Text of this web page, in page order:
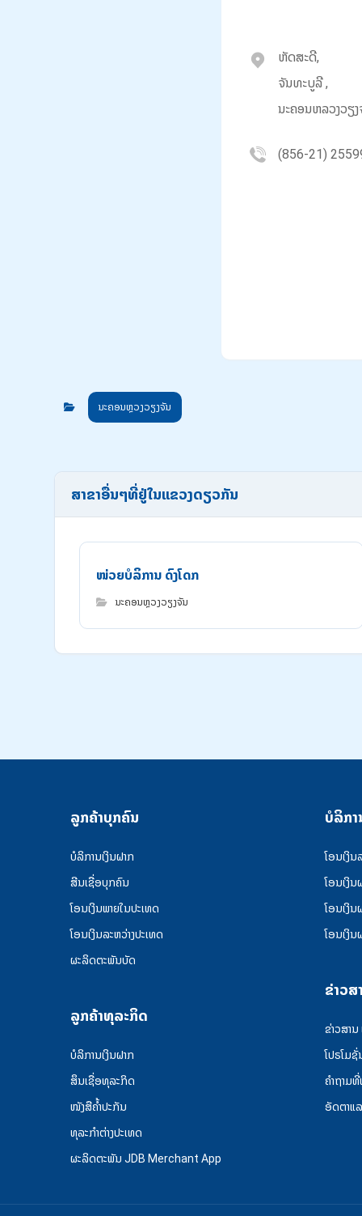
ຫັດສະດີ,
ຈັນທະບູລີ ,
ນະຄອນຫລວງວຽ
(856-21)
ນະຄອນຫຼວງວຽງຈັນ
ສາຂາອື່ນໆທີ່ຢູ່ໃນແຂວງດຽວກັນ
ໜ່ວຍບໍລິການ ດົງໂດກ
ນະຄອນຫຼວງວຽງຈັນ
ລູກຄ້າບຸກຄົນ
ບໍລິການເງິນຝາກ
ສີນເຊື່ອບຸກຄົນ
ໂອນເງິນພາຍໃນປະເທດ
ໂອນເງິນລະຫວ່າງປະເທດ
ຜະລິດຕະພັນບັດ
ລູກຄ້າທຸລະກິດ
ບໍລິການເງິນຝາກ
ສຶນເຊື່ອທຸລະກິດ
ໜັງສືຄໍ້າປະກັນ
ທຸລະກຳຕ່າງປະເທດ
ຜະລິດຕະພັນ JDB Merchant App
ບໍລິກາ
ໂອນເງິນ
ໂອນເງິນ
ໂອນເງິນ
ໂອນເງິນ
ຂ່າວສ
ຂ່າວສານ
ໂປຣໂມ
ຄໍາຖາມ
ອັດຕາແ